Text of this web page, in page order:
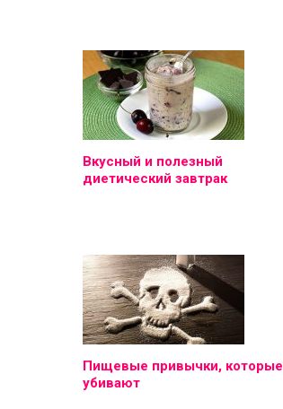
Вкусный и полезный
диетический завтрак
Пищевые привычки, которые
убивают